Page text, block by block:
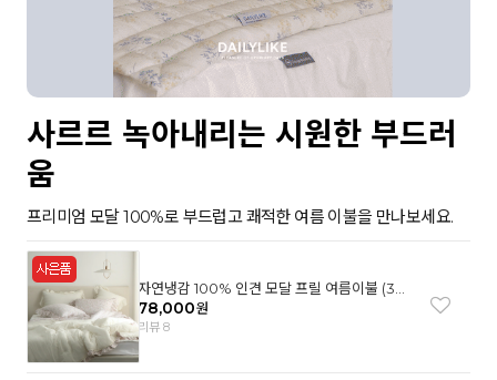
사르르 녹아내리는 시원한 부드러
움
프리미엄 모달 100%로 부드럽고 쾌적한 여름 이불을 만나보세요.
자연냉감 100% 인견 모달 프릴 여름이불 (3컬
러)
78,000원
리뷰 8